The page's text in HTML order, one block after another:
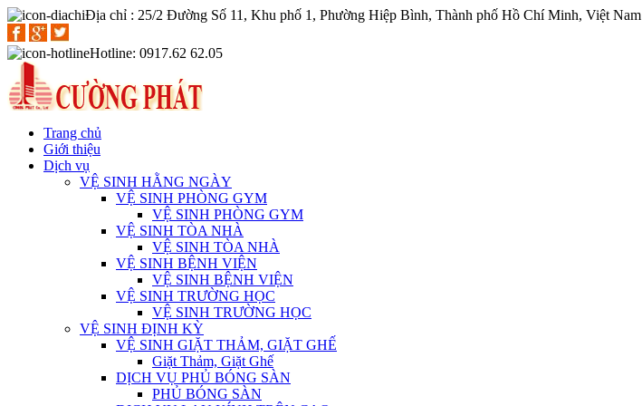
Địa chỉ : 25/2 Đường Số 11, Khu phố 1, Phường Hiệp Bình, Thành phố Hồ Chí Minh, Việt Nam
Hotline: 0917.62 62.05
Trang chủ
Giới thiệu
Dịch vụ
VỆ SINH HẰNG NGÀY
VỆ SINH PHÒNG GYM
VỆ SINH PHÒNG GYM
VỆ SINH TÒA NHÀ
VỆ SINH TÒA NHÀ
VỆ SINH BỆNH VIỆN
VỆ SINH BỆNH VIỆN
VỆ SINH TRƯỜNG HỌC
VỆ SINH TRƯỜNG HỌC
VỆ SINH ĐỊNH KỲ
VỆ SINH GIẶT THẢM, GIẶT GHẾ
Giặt Thảm, Giặt Ghế
DỊCH VỤ PHỦ BÓNG SÀN
PHỦ BÓNG SÀN